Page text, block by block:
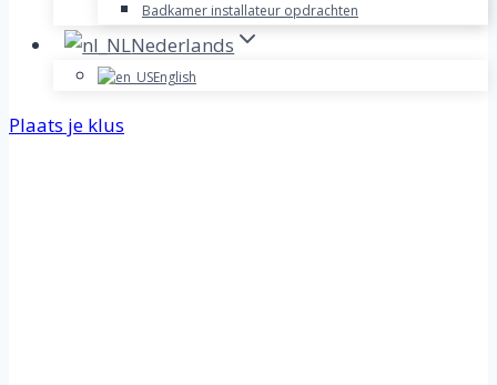
Badkamer installateur opdrachten
Nederlands
English
Plaats je klus